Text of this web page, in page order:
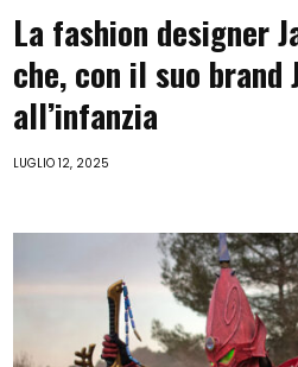
La fashion designer
che, con il suo
all’infanzia
LUGLIO 12, 2025